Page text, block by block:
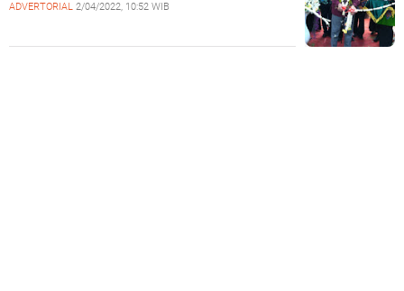
ADVERTORIAL 2/04/2022, 10:52 WIB